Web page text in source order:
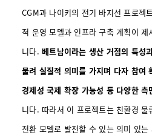
CGM과 나이키의 전기 바지선 프로젝
적 운영 모델과 인프라 구축 계획이
니다.베트남이라는 생산 거점의 특성
물려 실질적 의미를 가지며 다자 참여
경제성 국제 확장 가능성 등 다양한 측
니다. 따라서 이 프로젝트는 친환경
전환 모델로 발전할 수 있는 의미 있는